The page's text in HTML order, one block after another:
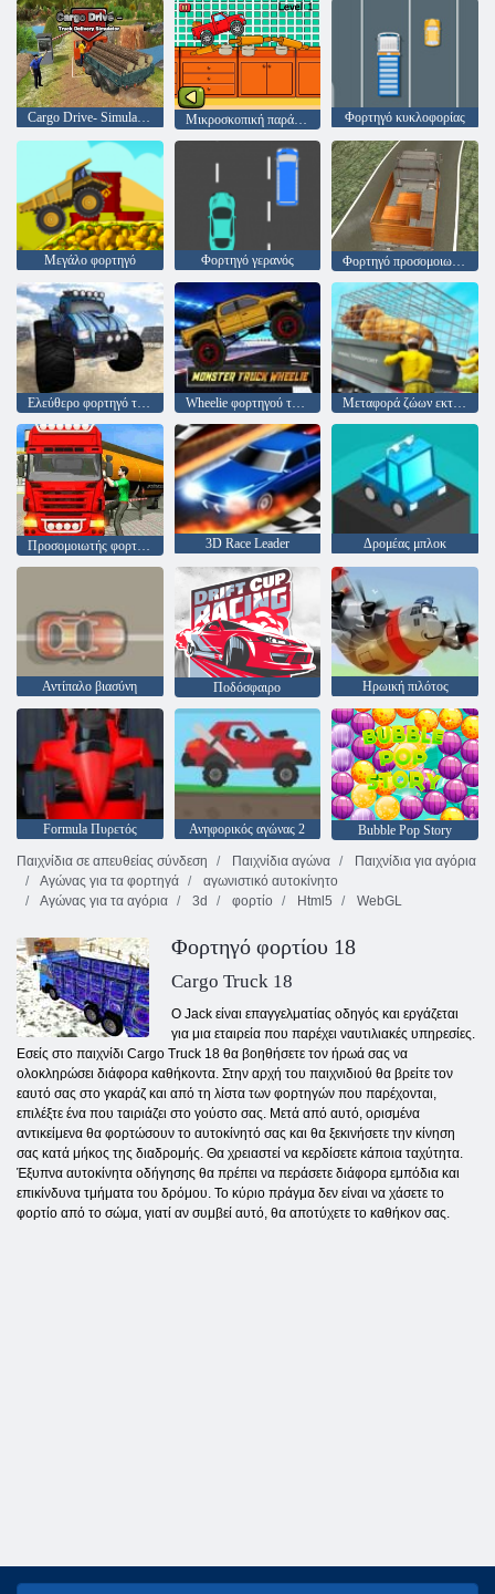
Cargo Drive- Simulator παράδοσης φορτηγών Μικροσκοπική παράδοση Φορτηγό κυκλοφορίας
Μεγάλο φορτηγό Φορτηγό γερανός Φορτηγό προσομοιωτή φορτηγών
Ελεύθερο φορτηγό τέρας Wheelie φορτηγού τέρας Μεταφορά ζώων εκτροφής
3D Race Leader Δρομέας μπλοκ
Αντίπαλο βιασύνη Ποδόσφαιρο Ηρωική πιλότος
Formula Πυρετός Ανηφορικός αγώνας 2
Bubble Pop Story
Παιχνίδια σε απευθείας σύνδεση
Παιχνίδια αγώνα
Παιχνίδια για αγόρια
Αγώνας για τα φορτηγά
αγωνιστικό αυτοκίνητο
Αγώνας για τα αγόρια
3d φορτίο Html5 WebGL
Φορτηγό φορτίου 18
Cargo Truck 18
Ο Jack είναι επαγγελματίας οδηγός και εργάζεται
για μια εταιρεία που παρέχει ναυτιλιακές υπηρεσίες.
Εσείς στο παιχνίδι Cargo Truck 18 θα βοηθήσετε τον ήρωά σας να
ολοκληρώσει διάφορα καθήκοντα. Στην αρχή του παιχνιδιού θα βρείτε τον
εαυτό σας στο γκαράζ και από τη λίστα των φορτηγών που παρέχονται,
επιλέξτε ένα που ταιριάζει στο γούστο σας. Μετά από αυτό, ορισμένα
αντικείμενα θα φορτώσουν το αυτοκίνητό σας και θα ξεκινήσετε την κίνηση
σας κατά μήκος της διαδρομής. Θα χρειαστεί να κερδίσετε κάποια ταχύτητα.
Έξυπνα αυτοκίνητα οδήγησης θα πρέπει να περάσετε διάφορα εμπόδια και
επικίνδυνα τμήματα του δρόμου. Το κύριο πράγμα δεν είναι να χάσετε το
φορτίο από το σώμα, γιατί αν συμβεί αυτό, θα αποτύχετε το καθήκον σας.